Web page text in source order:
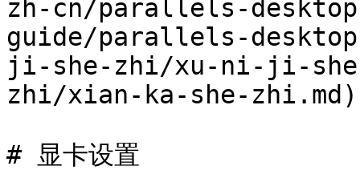
zh-cn/parallels-
guide/parallels-
ji-she-zhi/xu-ni-ji-
zhi/xian-ka-she-
# 显卡设置